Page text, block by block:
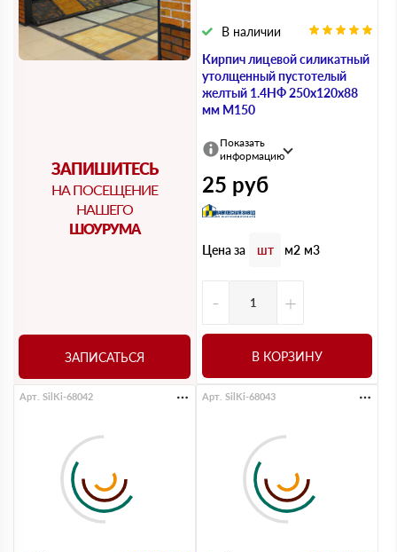
ЗАПИШИТЕСЬ
НА ПОСЕЩЕНИЕ
НАШЕГО
ШОУРУМА
ЗАПИСАТЬСЯ
Кирпич лицевой силикатный
утолщенный пустотелый
желтый 1.4НФ 250х120х88
мм М150
В наличии
Показать
информацию
25 руб
Цена за шт м2 м3
- +
В КОРЗИНУ
Арт. SilKi-68042 Арт. SilKi-68043